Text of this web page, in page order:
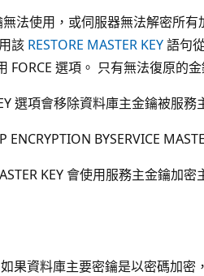
法使用，或伺服器無法解密所
該 RESTORE MASTER KEY語句
選項。 只有無法復原的
選項會移除資料庫主金鑰被服
BYSERVICE
KEY 會使用服務主金鑰加
果資料庫主要密鑰是以密碼加密